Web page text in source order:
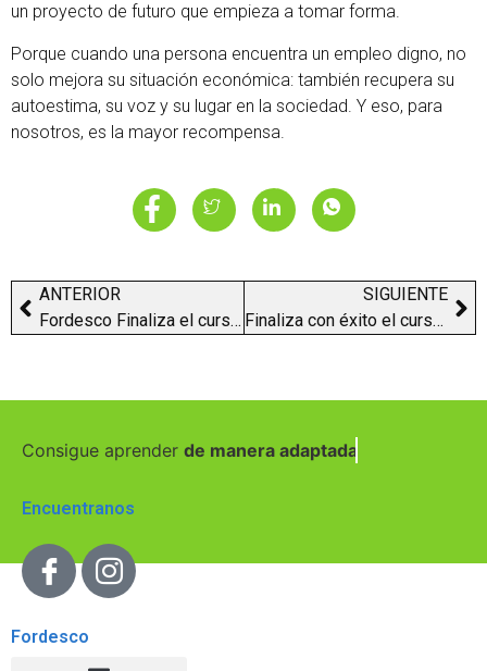
un proyecto de futuro que empieza a tomar forma.
Porque cuando una persona encuentra un empleo digno, no
solo mejora su situación económica: también recupera su
autoestima, su voz y su lugar en la sociedad. Y eso, para
nosotros, es la mayor recompensa.
ANTERIOR
Fordesco Finaliza el curso de Operaciones Auxiliares
SIGUIENTE
Finaliza con éxito el curso de monitor/a de tiempo libre
Consigue aprender de manera adaptada
Encuentranos
Fordesco